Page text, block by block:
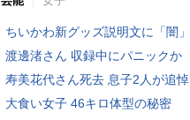
ちいかわ新グッズ説明文に「闇」
渡邊渚さん 収録中にパニックか
寿美花代さん死去 息子2人が追悼
大食い女子 46キロ体型の秘密